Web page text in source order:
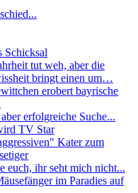
Schicksal
tut weh, aber die
bringt einen um…
erobert bayrische
erfolgreiche Suche...
TV Star
Kater zum
euch, ihr seht mich nicht...
im Paradies auf